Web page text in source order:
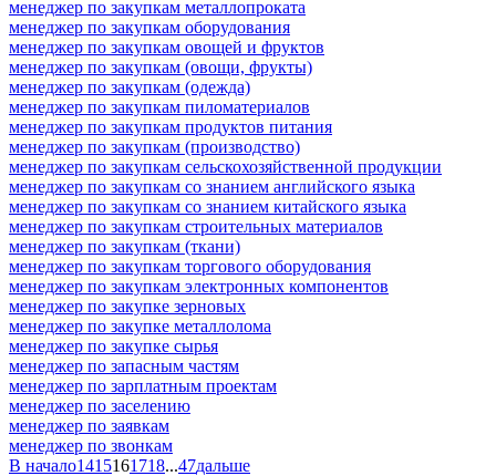
менеджер по закупкам металлопроката
менеджер по закупкам оборудования
менеджер по закупкам овощей и фруктов
менеджер по закупкам (овощи, фрукты)
менеджер по закупкам (одежда)
менеджер по закупкам пиломатериалов
менеджер по закупкам продуктов питания
менеджер по закупкам (производство)
менеджер по закупкам сельскохозяйственной продукции
менеджер по закупкам со знанием английского языка
менеджер по закупкам со знанием китайского языка
менеджер по закупкам строительных материалов
менеджер по закупкам (ткани)
менеджер по закупкам торгового оборудования
менеджер по закупкам электронных компонентов
менеджер по закупке зерновых
менеджер по закупке металлолома
менеджер по закупке сырья
менеджер по запасным частям
менеджер по зарплатным проектам
менеджер по заселению
менеджер по заявкам
менеджер по звонкам
В начало1415161718...47дальше